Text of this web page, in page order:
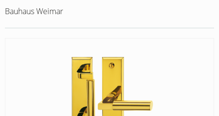
Bauhaus Weimar